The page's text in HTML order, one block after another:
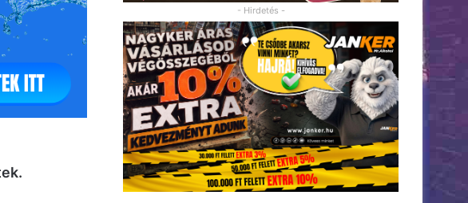
- Hirdetés -